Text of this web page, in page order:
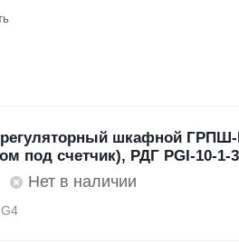
шкафной ГРПШ-
под счетчик), РДГ PGI-10-1-3
Нет в наличии